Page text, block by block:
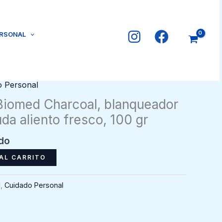
Personal
Charcoal, blanqueador
aliento fresco, 100 gr
CARRITO
Cuidado Personal